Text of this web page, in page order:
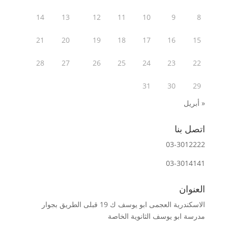
8
9
10
11
12
13
14
15
16
17
18
19
20
21
22
23
24
25
26
27
28
29
30
31
« أبريل
اتصل بنا
03-3012222
03-3014141
العنوان
الاسكندرية العجمى ابو يوسف ك 19 قبلى الطريق بجوار
مدرسة ابو يوسف الثانوية الخاصة